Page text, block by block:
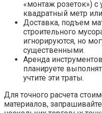
«монтаж розеток») с
квадратный метр
Доставка, подъем
строительного
игнорируются, но
существенными.
Аренда
планируете
учтите эти траты.
Для точного расчета
материалов,